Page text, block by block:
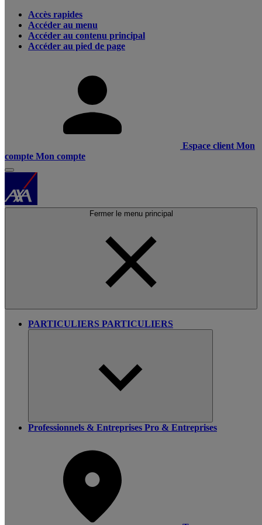
Accès rapides
Accéder au menu
Accéder au contenu principal
Accéder au pied de page
Espace client Mon
compte Mon compte
Fermer le menu principal
PARTICULIERS PARTICULIERS
Professionnels & Entreprises Pro & Entreprises